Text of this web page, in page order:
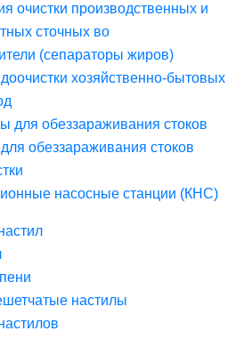
очистки производственных и
сточных во
(сепараторы жиров)
хозяйственно-бытовых
для обеззараживания стоков
обеззараживания стоков
насосные станции (КНС)
настилы